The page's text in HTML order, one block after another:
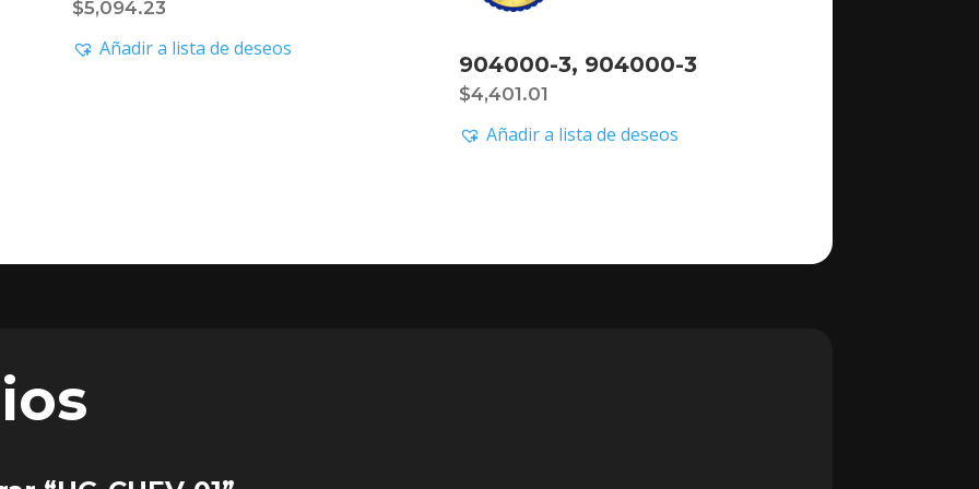
$5,094.23
Añadir a lista de deseos
904000-3, 904000-3
$4,401.01
Añadir a lista de deseos